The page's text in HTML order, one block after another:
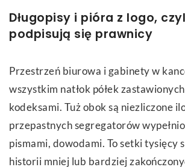
Długopisy i pióra z logo,
podpisują się prawnicy
Przestrzeń biurowa i gabinety w
wszystkim natłok półek
kodeksami. Tuż obok są niezliczone
przepastnych segregatorów
pismami, dowodami. To setki tysięcy
historii mniej lub bardziej